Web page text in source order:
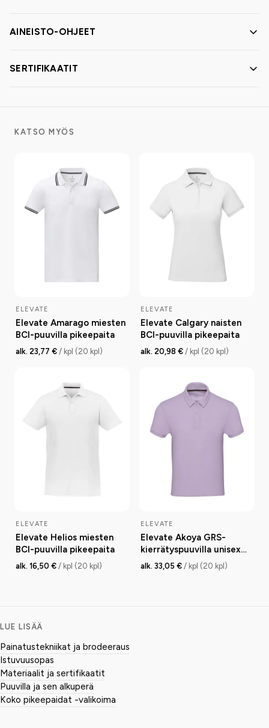
AINEISTO-OHJEET
SERTIFIKAATIT
KATSO MYÖS
ELEVATE
Elevate Amarago miesten
BCI-puuvilla pikeepaita
alk. 23,77 € / kpl (20 kpl)
ELEVATE
Elevate Calgary naisten
BCI-puuvilla pikeepaita
alk. 20,98 € / kpl (20 kpl)
ELEVATE
Elevate Helios miesten
BCI-puuvilla pikeepaita
alk. 16,50 € / kpl (20 kpl)
ELEVATE
Elevate Akoya GRS-
kierrätyspuuvilla unisex
pikeepaita
alk. 33,05 € / kpl (20 kpl)
LUE LISÄÄ
Painatustekniikat ja brodeeraus
Istuvuusopas
Materiaalit ja sertifikaatit
Puuvilla ja sen alkuperä
Koko pikeepaidat -valikoima